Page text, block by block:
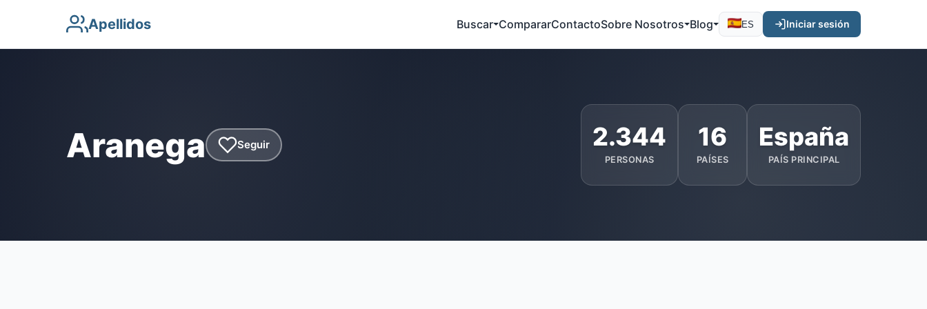
Apellidos Buscar CompararContactoSobre Nosotros Blog ES Iniciar sesión
Aranega Seguir 2.344
PERSONAS
16
PAÍSES
España
PAÍS PRINCIPAL